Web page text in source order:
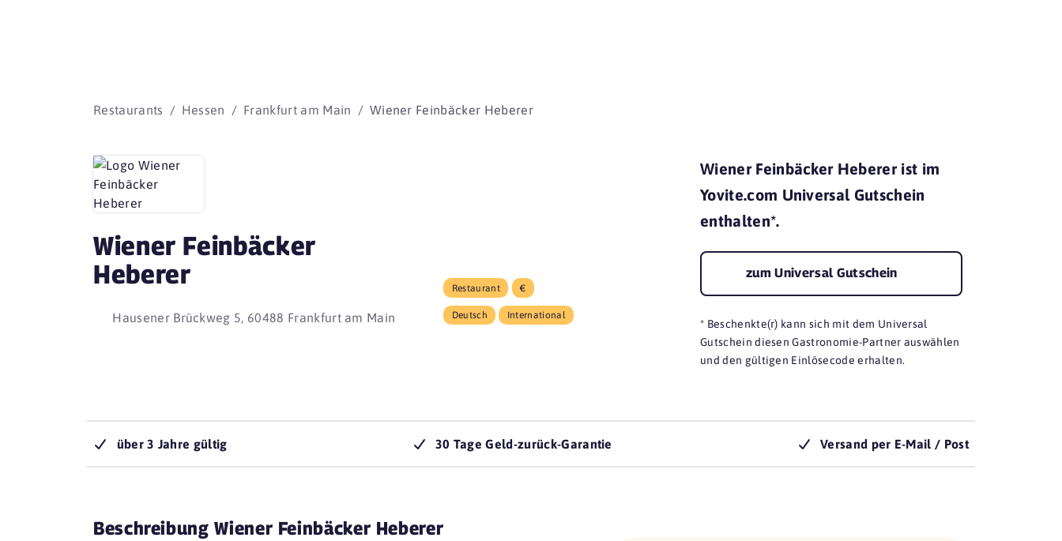
Restaurants Hessen Frankfurt am Main Wiener Feinbäcker Heberer
Wiener Feinbäcker
Heberer
Hausener Brückweg 5, 60488 Frankfurt am Main
Restaurant €
Deutsch International
Wiener Feinbäcker Heberer ist im
Yovite.com Universal Gutschein
enthalten*.
zum Universal Gutschein
* Beschenkte(r) kann sich mit dem Universal
Gutschein diesen Gastronomie-Partner auswählen
und den gültigen Einlösecode erhalten.
über 3 Jahre gültig 30 Tage Geld-zurück-Garantie Versand per E-Mail / Post
Beschreibung Wiener Feinbäcker Heberer